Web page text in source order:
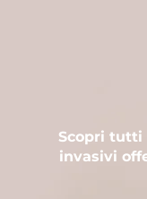
Scopri tutti
invasivi